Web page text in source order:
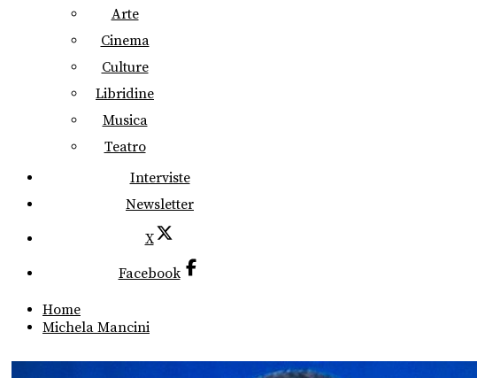
Arte
Cinema
Culture
Libridine
Musica
Teatro
Interviste
Newsletter
X
Facebook
Home
Michela Mancini